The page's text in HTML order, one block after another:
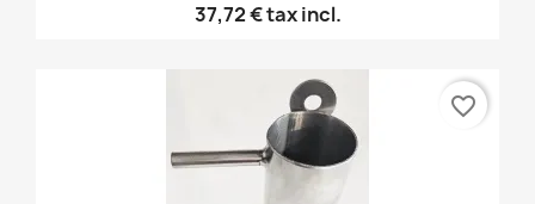
37,72 €tax incl.
favorite_border